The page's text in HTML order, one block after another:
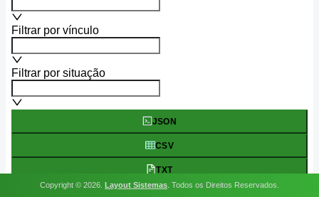
Filtrar por vínculo
Filtrar por situação
JSON
CSV
TXT
Copyright © 2026 Layout Sistemas Todos os Direitos Reservados.